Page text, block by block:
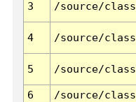
3 /source/
4 /source/
5 /source/
6 /source/